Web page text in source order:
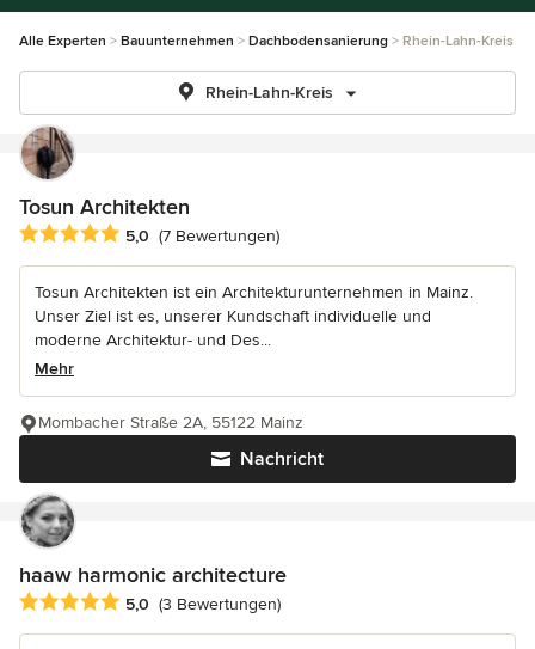
Alle Experten Bauunternehmen Dachbodensanierung Rhein-Lahn-Kreis
Rhein-Lahn-Kreis
Tosun Architekten
Durchschnittliche Bewertung: 5 von 5 Sternen
5,0 (7 Bewertungen)
Tosun Architekten ist ein Architekturunternehmen in Mainz.
Unser Ziel ist es, unserer Kundschaft individuelle und
moderne Architektur- und Des...
Mehr
Nachricht
Mombacher Straße 2A, 55122 Mainz
haaw harmonic architecture
Durchschnittliche Bewertung: 5 von 5 Sternen
5,0 (3 Bewertungen)